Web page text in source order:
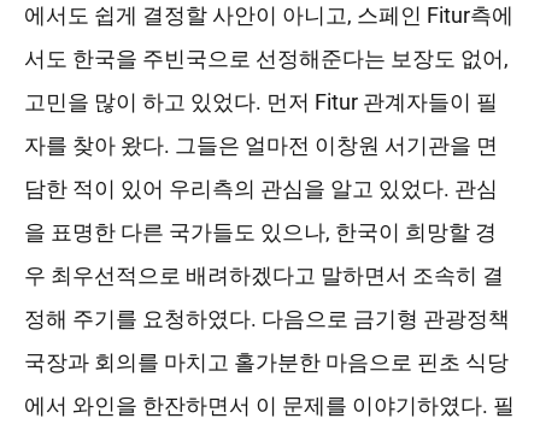
에서도 쉽게 결정할 사안이 아니고, 스페인 Fitur측에
서도 한국을 주빈국으로 선정해준다는 보장도 없어,
고민을 많이 하고 있었다. 먼저 Fitur 관계자들이 필
자를 찾아 왔다. 그들은 얼마전 이창원 서기관을 면
담한 적이 있어 우리측의 관심을 알고 있었다. 관심
을 표명한 다른 국가들도 있으나, 한국이 희망할 경
우 최우선적으로 배려하겠다고 말하면서 조속히 결
정해 주기를 요청하였다. 다음으로 금기형 관광정책
국장과 회의를 마치고 홀가분한 마음으로 핀초 식당
에서 와인을 한잔하면서 이 문제를 이야기하였다. 필